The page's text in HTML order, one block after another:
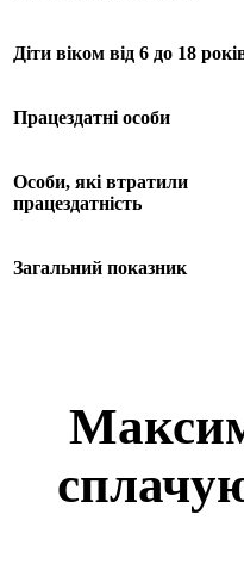
Діти віком від 6 до 18
Працездатні особи
Особи, які втратили
працездатність
Загальний показник